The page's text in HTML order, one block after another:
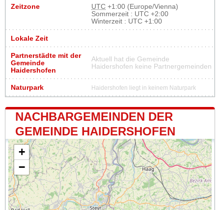
Zeitzone UTC +1:00 (Europe/Vienna)
Sommerzeit : UTC +2:00
Winterzeit : UTC +1:00
Lokale Zeit
Partnerstädte mit der
Gemeinde
Haidershofen
Aktuell hat die Gemeinde
Haidershofen keine Partnergemeinden
Naturpark Haidershofen liegt in keinem Naturpark
NACHBARGEMEINDEN DER
GEMEINDE HAIDERSHOFEN
+
−